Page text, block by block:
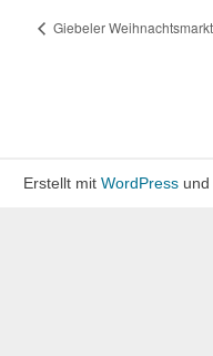
Giebeler Weihnachtsmarkt
Erstellt mit WordPress und